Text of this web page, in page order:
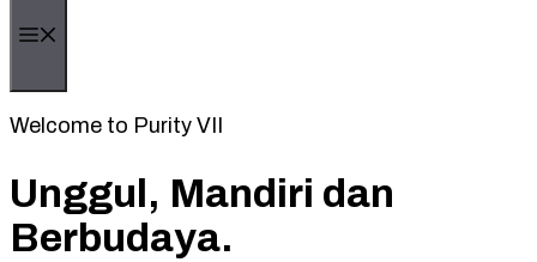
Welcome to Purity VII
Unggul, Mandiri dan
Berbudaya.